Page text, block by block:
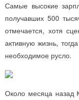
Самые высокие
получавших 500
отмечается, хотя
активную жизнь,
необходимое русло.
Около месяца назад